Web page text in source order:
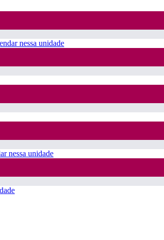
nessa unidade
nessa unidade